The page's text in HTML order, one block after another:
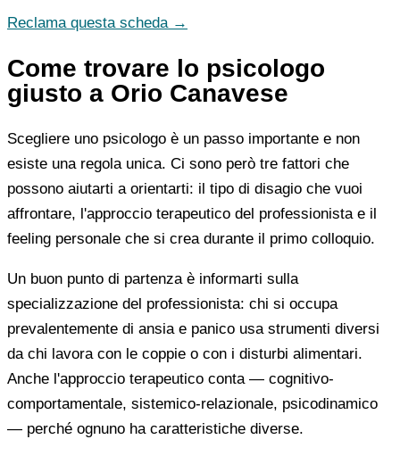
Reclama questa scheda →
Come trovare lo psicologo
giusto a Orio Canavese
Scegliere uno psicologo è un passo importante e non
esiste una regola unica. Ci sono però tre fattori che
possono aiutarti a orientarti: il tipo di disagio che vuoi
affrontare, l'approccio terapeutico del professionista e il
feeling personale che si crea durante il primo colloquio.
Un buon punto di partenza è informarti sulla
specializzazione del professionista: chi si occupa
prevalentemente di ansia e panico usa strumenti diversi
da chi lavora con le coppie o con i disturbi alimentari.
Anche l'approccio terapeutico conta — cognitivo-
comportamentale, sistemico-relazionale, psicodinamico
— perché ognuno ha caratteristiche diverse.